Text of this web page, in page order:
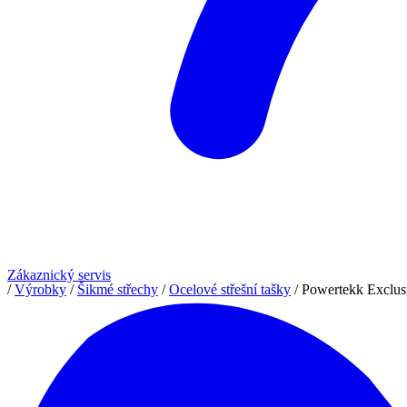
Zákaznický servis
/ Výrobky / Šikmé střechy / Ocelové střešní tašky / Powertekk